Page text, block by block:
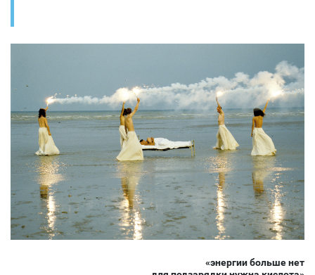
«энергии больше нет